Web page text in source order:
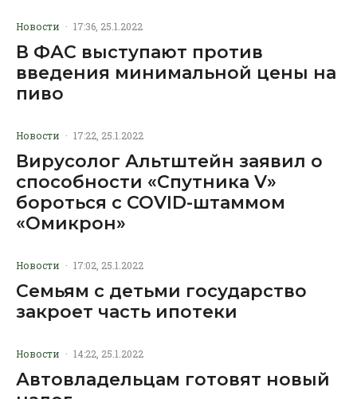
Новости · 17:36, 25.1.2022
В ФАС выступают против
введения минимальной цены на
пиво
Новости · 17:22, 25.1.2022
Вирусолог Альтштейн заявил о
способности «Спутника V»
бороться с COVID-штаммом
«Омикрон»
Новости · 17:02, 25.1.2022
Семьям с детьми государство
закроет часть ипотеки
Новости · 14:22, 25.1.2022
Автовладельцам готовят новый